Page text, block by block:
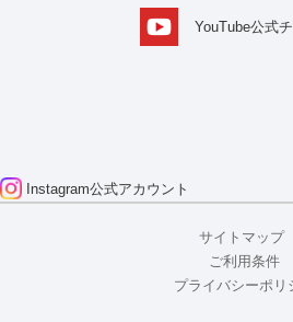
YouTube公式
Instagram公式アカウント
サイトマップ
ご利用条件
プライバシーポリ